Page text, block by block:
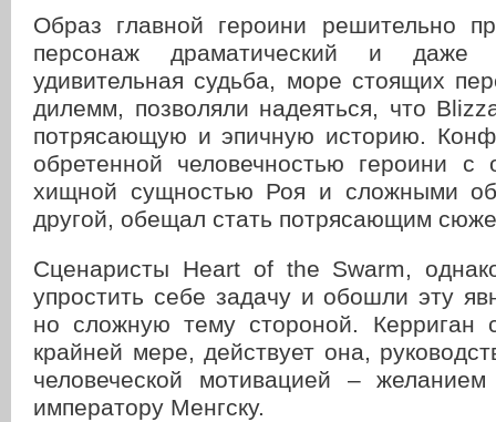
Образ главной героини решительно
персонаж драматический и даже
удивительная судьба, море стоящих
дилемм, позволяли надеяться, что
потрясающую и эпичную историю.
обретенной человечностью героини
хищной сущностью Роя и сложными
другой, обещал стать потрясающим
Сценаристы Heart of the Swarm,
упростить себе задачу и обошли эту
но сложную тему стороной. Керриган
крайней мере, действует она,
человеческой мотивацией –
императору Менгску.